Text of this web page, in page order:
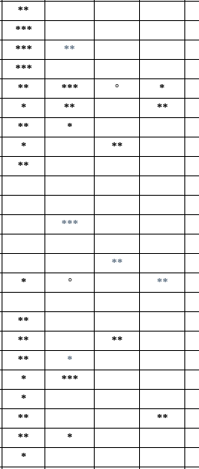
**
***
*** **
***
** *** ° *
* ** **
** *
* **
**
***
**
* ° **
**
** **
** *
* ***
*
** **
** *
*